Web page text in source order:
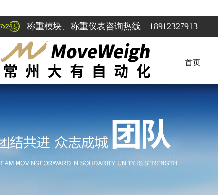
称重模块、称重仪表咨询热线：18912327913
首页